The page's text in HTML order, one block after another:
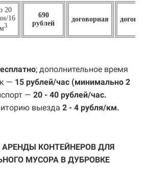
20
16
м3
690
рублей
договорная
; дополнительное время
— 15 рублей/час (минимально 2
— 20 - 40 рублей/час.
выезда 2 - 4 рубля/км.
КОНТЕЙНЕРОВ ДЛЯ
МУСОРА В ДУБРОВКЕ